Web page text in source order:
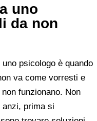
uno
da non
psicologo è quando
va come vorresti e
funzionano. Non
prima si